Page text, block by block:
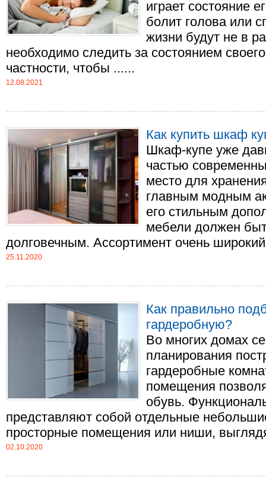
играет состояние
болит голова или
жизни будут не в
необходимо следить за состоянием
частности, чтобы ......
12.08.2021
Как купить шкаф
Шкаф-купе уже
частью
место для
главным модным
его стильным
мебели должен
долговечным. Ассортимент очень
25.11.2020
Как правильно
гардеробную?
Во многих домах
планирования
гардеробные
помещения
обувь.
представляют собой отдельные
просторные помещения или ниши,
02.10.2020